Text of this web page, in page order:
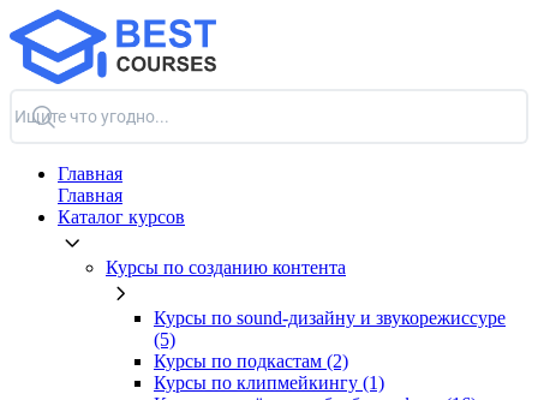
Главная
Главная
Каталог курсов
Курсы по созданию контента
Курсы по sound-дизайну и звукорежиссуре
(5)
Курсы по подкастам (2)
Курсы по клипмейкингу (1)